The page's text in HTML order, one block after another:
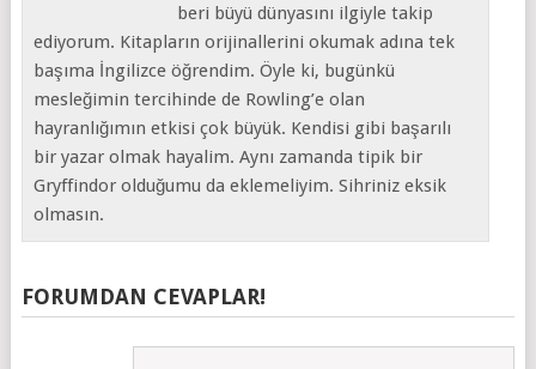
beri büyü dünyasını ilgiyle takip
ediyorum. Kitapların orijinallerini okumak adına tek
başıma İngilizce öğrendim. Öyle ki, bugünkü
mesleğimin tercihinde de Rowling’e olan
hayranlığımın etkisi çok büyük. Kendisi gibi başarılı
bir yazar olmak hayalim. Aynı zamanda tipik bir
Gryffindor olduğumu da eklemeliyim. Sihriniz eksik
olmasın.
FORUMDAN CEVAPLAR!